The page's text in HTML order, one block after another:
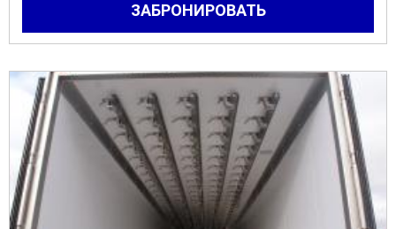
ЗАБРОНИРОВАТЬ